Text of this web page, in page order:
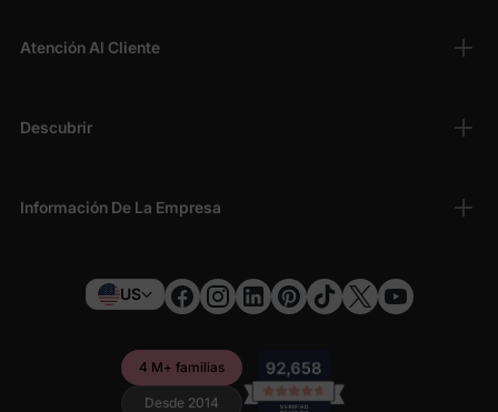
Atención Al Cliente
Descubrir
Información De La Empresa
US
4 M+ familias
Desde 2014